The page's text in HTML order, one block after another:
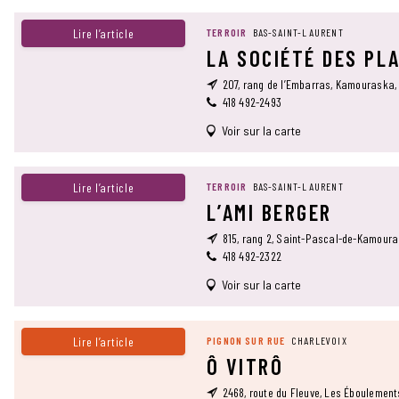
Lire l’article TERROIR BAS-SAINT-LAURENT
LA SOCIÉTÉ DES
207, rang de l’Embarras, Kamouraska,
418 492-2493
Voir sur la carte
Lire l’article TERROIR BAS-SAINT-LAURENT
L’AMI BERGER
815, rang 2, Saint-Pascal-de-
418 492-2322
Voir sur la carte
Lire l’article PIGNON SUR RUE CHARLEVOIX
Ô VITRÔ
2468, route du Fleuve, Les